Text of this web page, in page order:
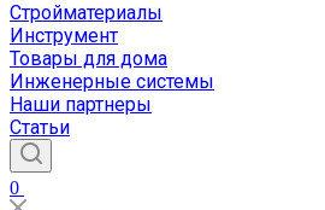
Стройматериалы
Инструмент
Товары для дома
Инженерные системы
Наши партнеры
Статьи
0